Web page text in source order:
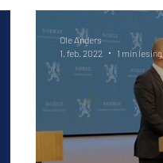
Ole Anders
1. feb. 2022
1 min lesing